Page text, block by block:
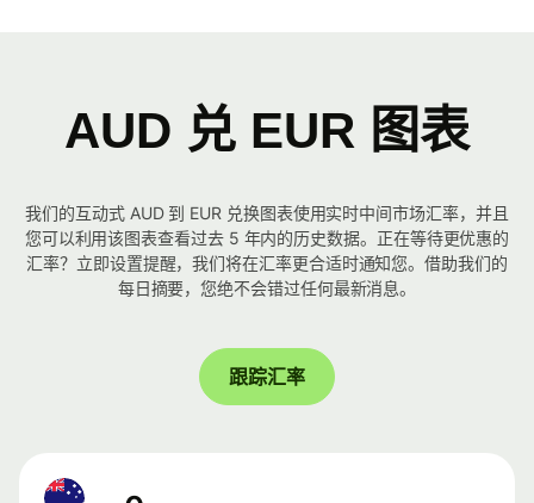
AUD 兑 EUR 图表
我们的互动式 AUD 到 EUR 兑换图表使用实时中间市场汇率，并且
您可以利用该图表查看过去 5 年内的历史数据。正在等待更优惠的
汇率？立即设置提醒，我们将在汇率更合适时通知您。借助我们的
每日摘要，您绝不会错过任何最新消息。
跟踪汇率